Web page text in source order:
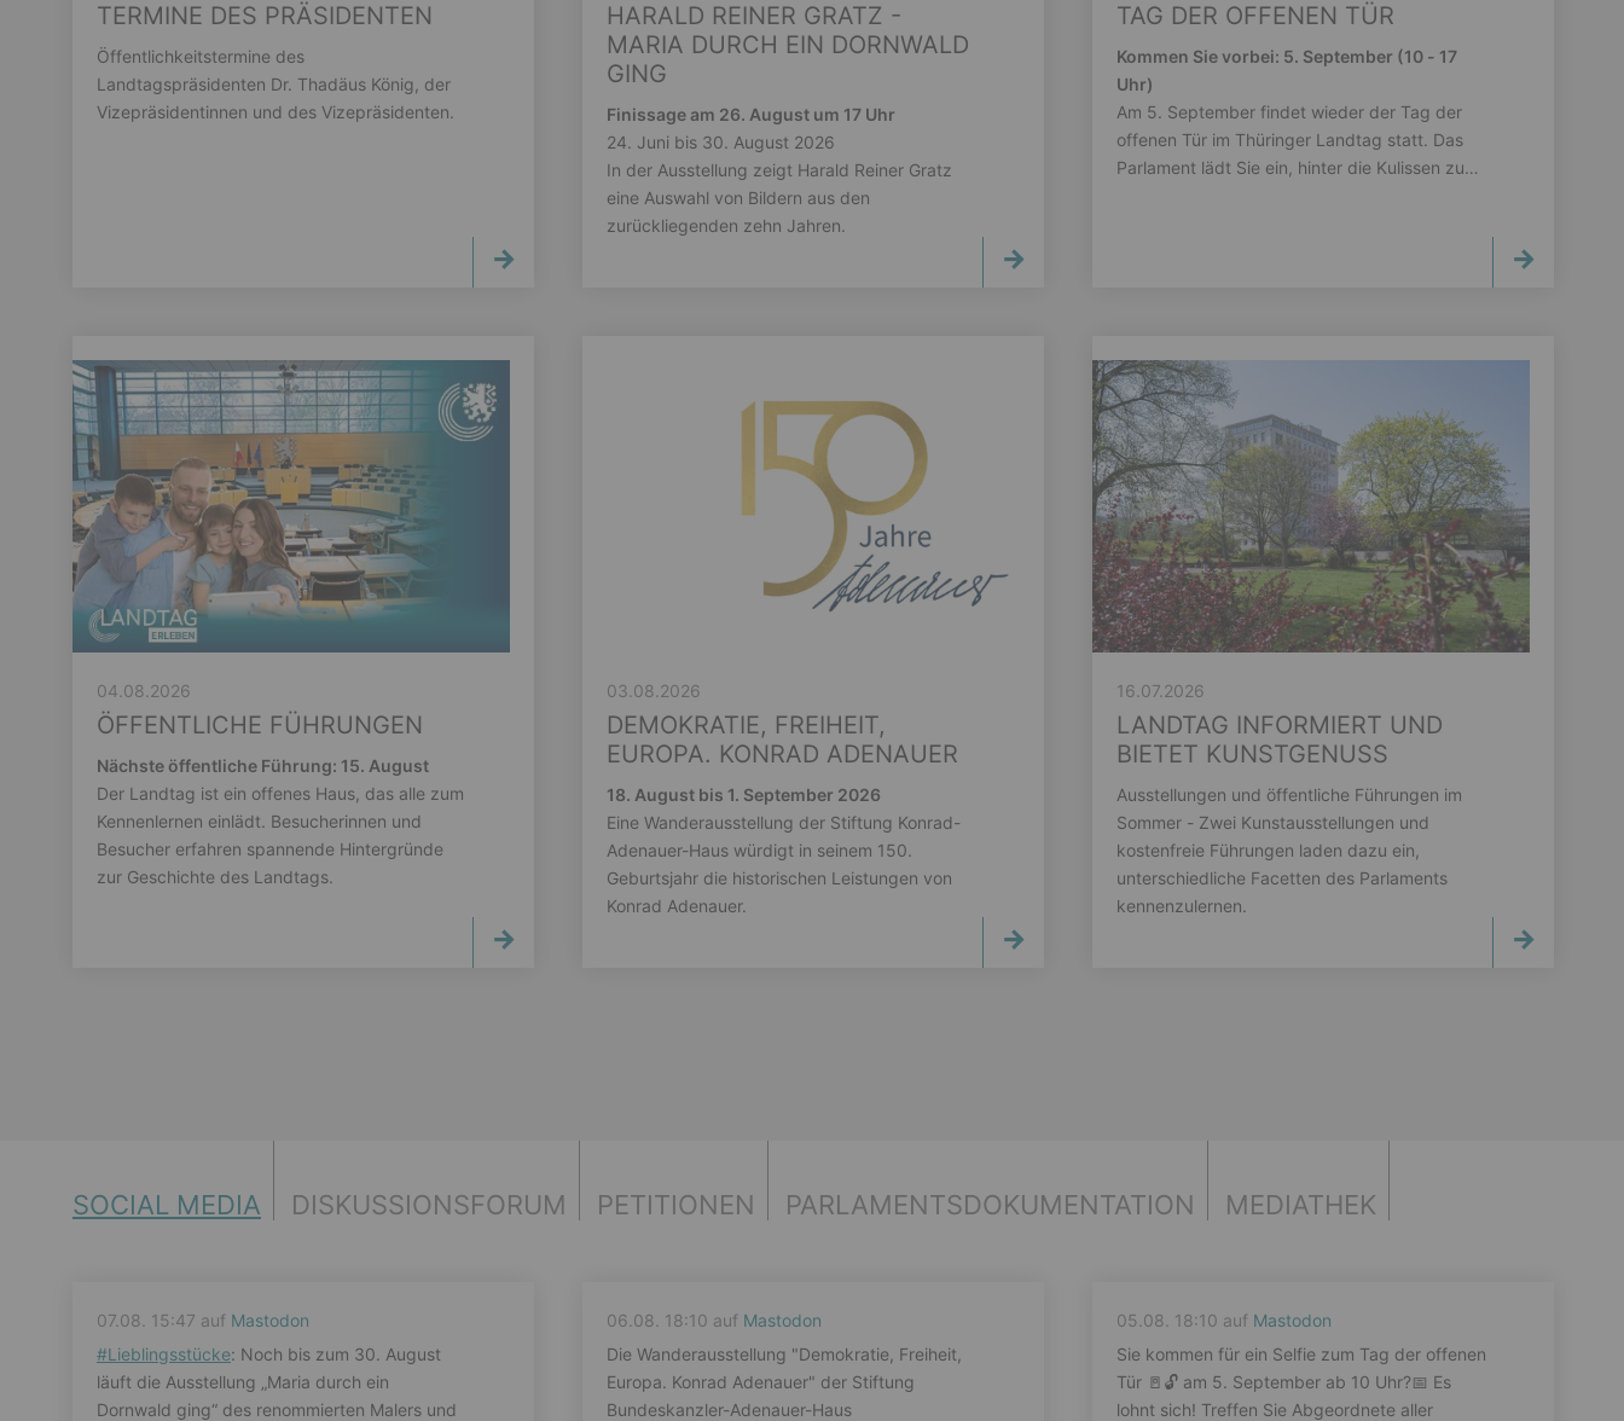
TERMINE DES PRÄSIDENTEN
Öffentlichkeitstermine des
Landtagspräsidenten Dr. Thadäus König, der
Vizepräsidentinnen und des Vizepräsidenten.
HARALD REINER GRATZ -
MARIA DURCH EIN DORNWALD
GING
Finissage am 26. August um 17 Uhr
24. Juni bis 30. August 2026
In der Ausstellung zeigt Harald Reiner Gratz
eine Auswahl von Bildern aus den
zurückliegenden zehn Jahren.
TAG DER OFFENEN TÜR
Kommen Sie vorbei: 5. September (10 - 17
Uhr)
Am 5. September findet wieder der Tag der
offenen Tür im Thüringer Landtag statt. Das
Parlament lädt Sie ein, hinter die Kulissen zu
04.08.2026
ÖFFENTLICHE FÜHRUNGEN
Nächste öffentliche Führung: 15. August
Der Landtag ist ein offenes Haus, das alle zum
Kennenlernen einlädt. Besucherinnen und
Besucher erfahren spannende Hintergründe
zur Geschichte des Landtags.
03.08.2026
DEMOKRATIE, FREIHEIT,
EUROPA. KONRAD ADENAUER
18. August bis 1. September 2026
Eine Wanderausstellung der Stiftung Konrad-
Adenauer-Haus würdigt in seinem 150.
Geburtsjahr die historischen Leistungen von
Konrad Adenauer.
16.07.2026
LANDTAG INFORMIERT UND
BIETET KUNSTGENUSS
Ausstellungen und öffentliche Führungen im
Sommer - Zwei Kunstausstellungen und
kostenfreie Führungen laden dazu ein,
unterschiedliche Facetten des Parlaments
kennenzulernen.
SOCIAL MEDIA DISKUSSIONSFORUM PETITIONEN PARLAMENTS­DOKUMENTATION MEDIATHEK
07.08. 15:47 auf Mastodon
#Lieblingsstücke: Noch bis zum 30. August
läuft die Ausstellung „Maria durch ein
Dornwald ging“ des renommierten Malers und
06.08. 18:10 auf Mastodon
Die Wanderausstellung "Demokratie, Freiheit,
Europa. Konrad Adenauer" der Stiftung
Bundeskanzler-Adenauer-Haus
05.08. 18:10 auf Mastodon
Sie kommen für ein Selfie zum Tag der offenen
Tür 🚪🔓️ am 5. September ab 10 Uhr?📅 Es
lohnt sich! Treffen Sie Abgeordnete aller